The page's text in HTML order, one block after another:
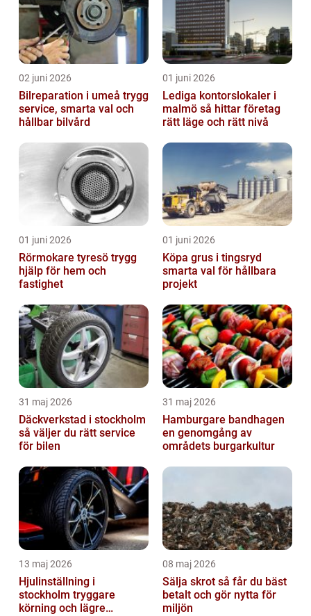
02 juni 2026
Bilreparation i umeå trygg
service, smarta val och
hållbar bilvård
01 juni 2026
Lediga kontorslokaler i
malmö så hittar företag
rätt läge och rätt nivå
01 juni 2026
Rörmokare tyresö trygg
hjälp för hem och
fastighet
01 juni 2026
Köpa grus i tingsryd
smarta val för hållbara
projekt
31 maj 2026
Däckverkstad i stockholm
så väljer du rätt service
för bilen
31 maj 2026
Hamburgare bandhagen
en genomgång av
områdets burgarkultur
13 maj 2026
Hjulinställning i
stockholm tryggare
körning och lägre
08 maj 2026
Sälja skrot så får du bäst
betalt och gör nytta för
miljön